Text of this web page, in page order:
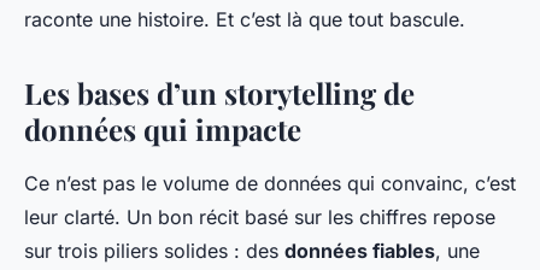
raconte une histoire. Et c’est là que tout bascule.
Les bases d’un storytelling de
données qui impacte
Ce n’est pas le volume de données qui convainc, c’est
leur clarté. Un bon récit basé sur les chiffres repose
sur trois piliers solides : des données fiables, une